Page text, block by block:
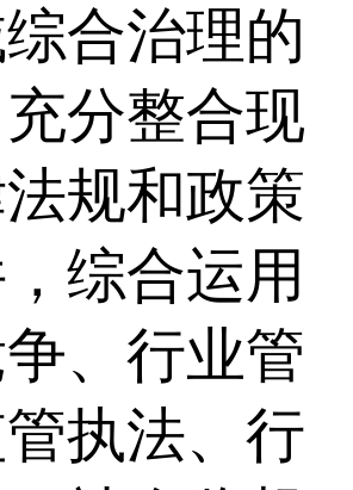
合治理的
分整合现
规和政策
综合运用
、行业管
执法、行